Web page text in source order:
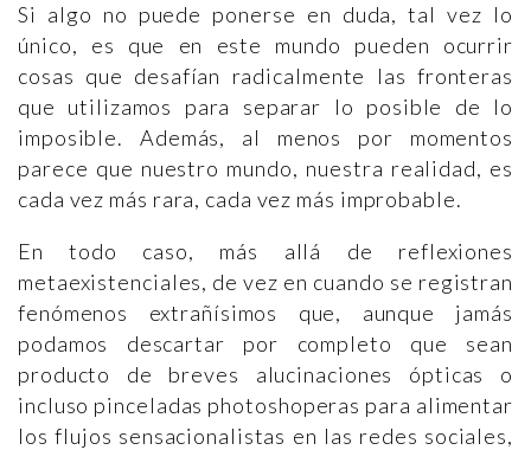
Si algo no puede ponerse en duda, tal vez lo
único, es que en este mundo pueden ocurrir
cosas que desafían radicalmente las fronteras
que utilizamos para separar lo posible de lo
imposible. Además, al menos por momentos
parece que nuestro mundo, nuestra realidad, es
cada vez más rara, cada vez más improbable.
En todo caso, más allá de reflexiones
metaexistenciales, de vez en cuando se registran
fenómenos extrañísimos que, aunque jamás
podamos descartar por completo que sean
producto de breves alucinaciones ópticas o
incluso pinceladas photoshoperas para alimentar
los flujos sensacionalistas en las redes sociales,